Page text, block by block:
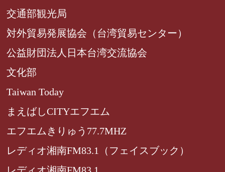
交通部観光局
対外貿易発展協会（台湾貿易センター）
公益財団法人日本台湾交流協会
文化部
Taiwan Today
まえばしCITYエフエム
エフエムきりゅう77.7MHZ
レディオ湘南FM83.1（フェイスブック）